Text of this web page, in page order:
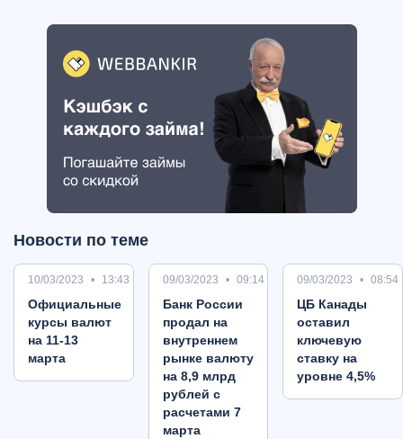
Новости по теме
10/03/2023 13:43
Oфициальные
курсы валют
на 11-13
марта
09/03/2023 09:14
Банк России
продал на
внутреннем
рынке валюту
на 8,9 млрд
рублей с
расчетами 7
марта
09/03/2023 08:54
ЦБ Канады
оставил
ключевую
ставку на
уровне 4,5%